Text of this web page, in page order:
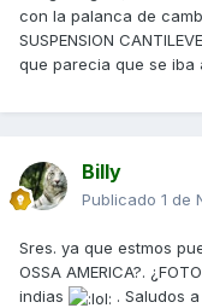
con la palanca de
SUSPENSION
que parecia que se iba
Billy
Publicado 1 de
Sres. ya que estmos
OSSA AMERICA?.
indias
. Saludos